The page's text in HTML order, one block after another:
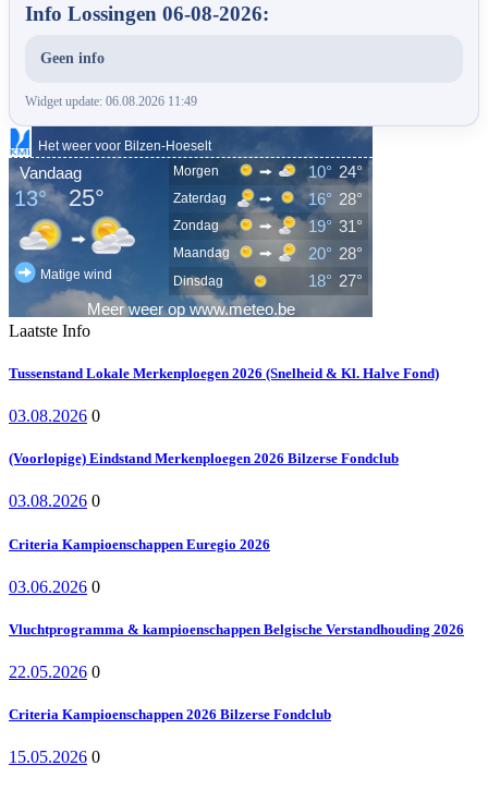
Info Lossingen 06-08-2026:
Geen info
Widget update: 06.08.2026 11:49
Laatste Info
Tussenstand Lokale Merkenploegen 2026 (Snelheid & Kl. Halve Fond)
03.08.2026 0
(Voorlopige) Eindstand Merkenploegen 2026 Bilzerse Fondclub
03.08.2026 0
Criteria Kampioenschappen Euregio 2026
03.06.2026 0
Vluchtprogramma & kampioenschappen Belgische Verstandhouding 2026
22.05.2026 0
Criteria Kampioenschappen 2026 Bilzerse Fondclub
15.05.2026 0